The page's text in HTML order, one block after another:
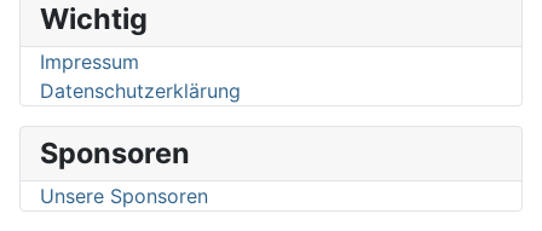
Wichtig
Impressum
Datenschutzerklärung
Sponsoren
Unsere Sponsoren